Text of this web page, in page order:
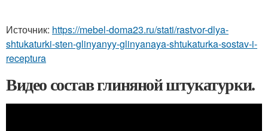
Источник: https://mebel-doma23.ru/stati/rastvor-dlya-
shtukaturki-sten-glinyanyy-glinyanaya-shtukaturka-sostav-i-
receptura
Видео состав глиняной штукатурки.